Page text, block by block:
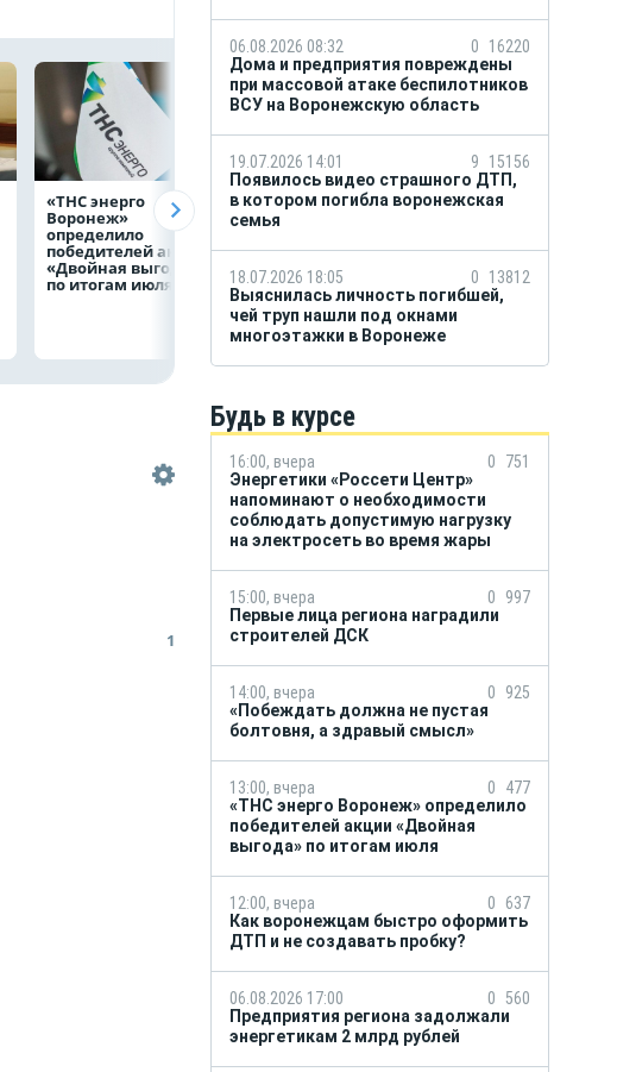
«ТНС энерго
Воронеж»
определило
победителей акции
«Двойная выгода»
по итогам июля
Как воронежцам
быстро оформить
пробку?
Предприятия
рублей
1
06.08.2026 08:32 0
16220
Дома и предприятия повреждены
при массовой атаке беспилотников
ВСУ на Воронежскую область
19.07.2026 14:01 9
15156
Появилось видео страшного ДТП,
в котором погибла воронежская
семья
18.07.2026 18:05 0
13812
Выяснилась личность погибшей,
чей труп нашли под окнами
многоэтажки в Воронеже
Будь в курсе
16:00, вчера 0
751
Энергетики «Россети Центр»
напоминают о необходимости
соблюдать допустимую нагрузку
на электросеть во время жары
15:00, вчера 0
997
Первые лица региона наградили
строителей ДСК
14:00, вчера 0
925
«Побеждать должна не пустая
болтовня, а здравый смысл»
13:00, вчера 0
477
«ТНС энерго Воронеж» определило
победителей акции «Двойная
выгода» по итогам июля
12:00, вчера 0
637
Как воронежцам быстро оформить
ДТП и не создавать пробку?
06.08.2026 17:00 0 560
Предприятия региона задолжали
энергетикам 2 млрд рублей